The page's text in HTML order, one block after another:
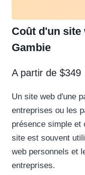
Coût d'un site
Gambie
A partir de $349
Un site web d'une
entreprises ou les
présence simple et
site est souvent
web personnels et
entreprises.